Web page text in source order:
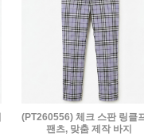
(PT260556) 체크 스판 링클
팬츠, 맞춤 제작 바지